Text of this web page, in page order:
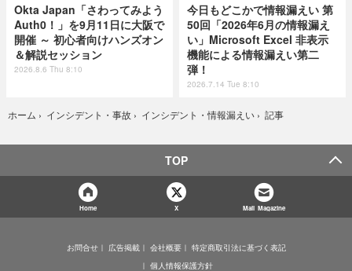
Okta Japan「さわってみよう
Auth0！」を9月11日に大阪で
開催 ～ 初心者向けハンズオン
＆解説セッション
2026.8.6 Thu 8:10
今日もどこかで情報漏えい 第
50回「2026年6月の情報漏え
い」Microsoft Excel 非表示
機能による情報漏えい第二
弾！
2026.7.14 Tue 8:10
ホーム › インシデント・事故 › インシデント・情報漏えい › 記事
TOP
Home X Mail Magazine
お問合せ 広告掲載 会社概要
特定商取引法に基づく表記
個人情報保護方針